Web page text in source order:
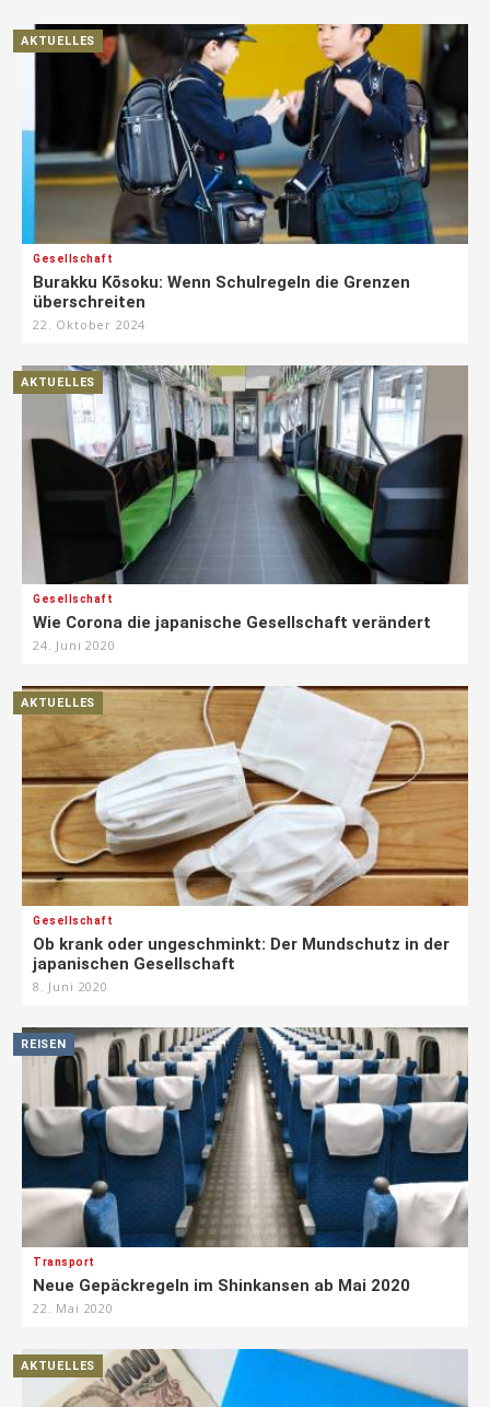
AKTUELLES
Gesellschaft
Burakku Kōsoku: Wenn Schulregeln die Grenzen
überschreiten
22. Oktober 2024
AKTUELLES
Gesellschaft
Wie Corona die japanische Gesellschaft verändert
24. Juni 2020
AKTUELLES
Gesellschaft
Ob krank oder ungeschminkt: Der Mundschutz in der
japanischen Gesellschaft
8. Juni 2020
REISEN
Transport
Neue Gepäckregeln im Shinkansen ab Mai 2020
22. Mai 2020
AKTUELLES